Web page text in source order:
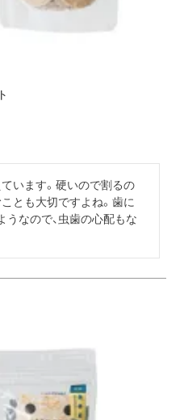
います。硬いので割るの
とも大切ですよね。歯に
なので、虫歯の心配もな